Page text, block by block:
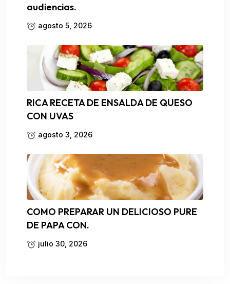
audiencias.
agosto 5, 2026
RICA RECETA DE ENSALDA DE QUESO
CON UVAS
agosto 3, 2026
COMO PREPARAR UN DELICIOSO PURE
DE PAPA CON.
julio 30, 2026